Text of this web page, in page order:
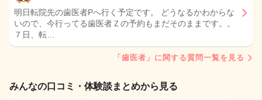
明日転院先の歯医者Pへ行く予定です。 どうなるかわからな
いので、今行ってる歯医者Ｚの予約もまだそのままです。。
７日、転…
「歯医者」に関する質問一覧を見る
みんなの口コミ・体験談まとめから見る